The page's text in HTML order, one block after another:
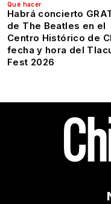
Qué hacer
Habrá concierto
de The Beatles en el
Centro Histórico de
fecha y hora del
Fest 2026